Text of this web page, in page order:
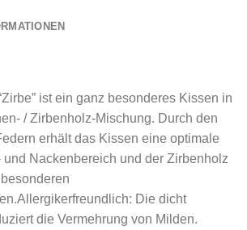
ist ein ganz besonderes Kissen in
/ Zirbenholz-Mischung. Durch den
erhält das Kissen eine optimale
und Nackenbereich und der Zirbenholz
Die dicht
die Vermehrung von Milden.